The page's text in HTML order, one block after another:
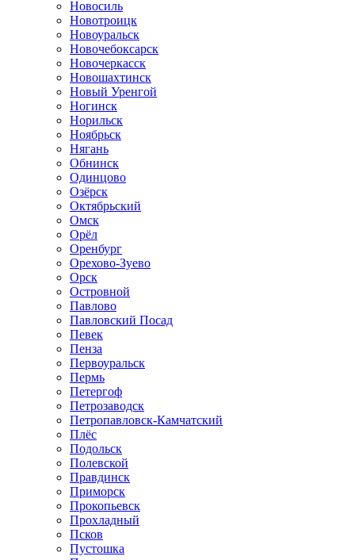
Новосиль
Новотроицк
Новоуральск
Новочебоксарск
Новочеркасск
Новошахтинск
Новый Уренгой
Ногинск
Норильск
Ноябрьск
Нягань
Обнинск
Одинцово
Озёрск
Октябрьский
Омск
Орёл
Оренбург
Орехово-Зуево
Орск
Островной
Павлово
Павловский Посад
Певек
Пенза
Первоуральск
Пермь
Петергоф
Петрозаводск
Петропавловск-Камчатский
Плёс
Подольск
Полевской
Правдинск
Приморск
Прокопьевск
Прохладный
Псков
Пустошка